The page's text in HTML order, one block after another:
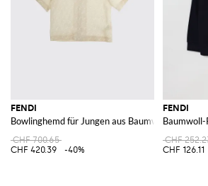
FENDI
Bowlinghemd für Jungen aus Baumwolle mit
CHF 700.65
CHF 420.39
-40%
FENDI
Baumwoll-
CHF
CHF 126.11